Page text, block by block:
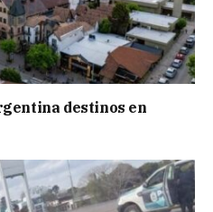
destinos en